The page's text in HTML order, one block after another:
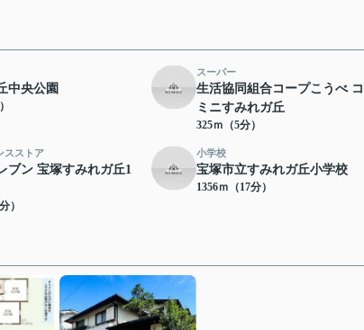
中央公園
スーパー
生活協同組合コープこうべ
ミニすみれガ丘
325ｍ（5分）
スストア
ブン 宝塚すみれガ丘1
）
小学校
宝塚市立すみれガ丘小学校
1356ｍ（17分）